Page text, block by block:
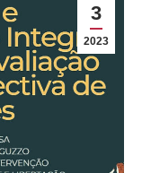
3
2023